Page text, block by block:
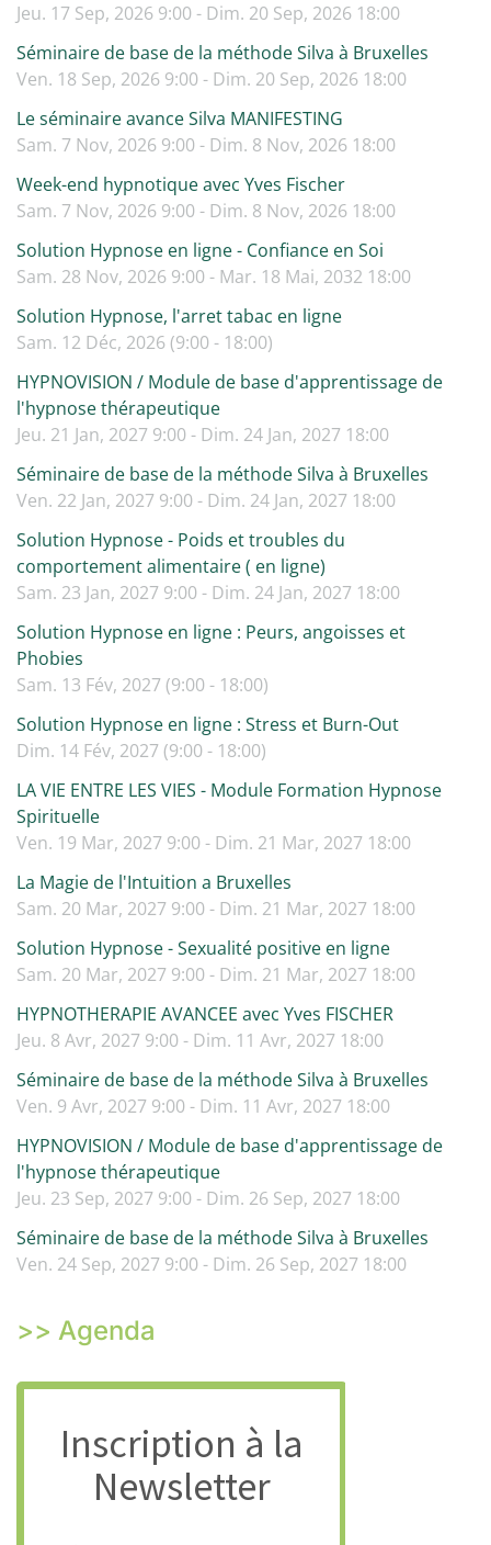
Jeu. 17 Sep, 2026 9:00 - Dim. 20 Sep, 2026 18:00
Séminaire de base de la méthode Silva à Bruxelles
Ven. 18 Sep, 2026 9:00 - Dim. 20 Sep, 2026 18:00
Le séminaire avance Silva MANIFESTING
Sam. 7 Nov, 2026 9:00 - Dim. 8 Nov, 2026 18:00
Week-end hypnotique avec Yves Fischer
Sam. 7 Nov, 2026 9:00 - Dim. 8 Nov, 2026 18:00
Solution Hypnose en ligne - Confiance en Soi
Sam. 28 Nov, 2026 9:00 - Mar. 18 Mai, 2032 18:00
Solution Hypnose, l'arret tabac en ligne
Sam. 12 Déc, 2026 (9:00 - 18:00)
HYPNOVISION / Module de base d'apprentissage de
l'hypnose thérapeutique
Jeu. 21 Jan, 2027 9:00 - Dim. 24 Jan, 2027 18:00
Séminaire de base de la méthode Silva à Bruxelles
Ven. 22 Jan, 2027 9:00 - Dim. 24 Jan, 2027 18:00
Solution Hypnose - Poids et troubles du
comportement alimentaire ( en ligne)
Sam. 23 Jan, 2027 9:00 - Dim. 24 Jan, 2027 18:00
Solution Hypnose en ligne : Peurs, angoisses et
Phobies
Sam. 13 Fév, 2027 (9:00 - 18:00)
Solution Hypnose en ligne : Stress et Burn-Out
Dim. 14 Fév, 2027 (9:00 - 18:00)
LA VIE ENTRE LES VIES - Module Formation Hypnose
Spirituelle
Ven. 19 Mar, 2027 9:00 - Dim. 21 Mar, 2027 18:00
La Magie de l'Intuition a Bruxelles
Sam. 20 Mar, 2027 9:00 - Dim. 21 Mar, 2027 18:00
Solution Hypnose - Sexualité positive en ligne
Sam. 20 Mar, 2027 9:00 - Dim. 21 Mar, 2027 18:00
HYPNOTHERAPIE AVANCEE avec Yves FISCHER
Jeu. 8 Avr, 2027 9:00 - Dim. 11 Avr, 2027 18:00
Séminaire de base de la méthode Silva à Bruxelles
Ven. 9 Avr, 2027 9:00 - Dim. 11 Avr, 2027 18:00
HYPNOVISION / Module de base d'apprentissage de
l'hypnose thérapeutique
Jeu. 23 Sep, 2027 9:00 - Dim. 26 Sep, 2027 18:00
Séminaire de base de la méthode Silva à Bruxelles
Ven. 24 Sep, 2027 9:00 - Dim. 26 Sep, 2027 18:00
>> Agenda